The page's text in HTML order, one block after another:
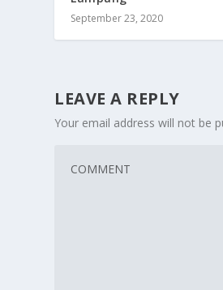
September 23, 2020
LEAVE A REPLY
Your email address will not be